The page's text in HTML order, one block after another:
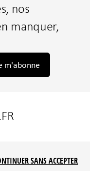
nos
manquer,
m'abonne
Castle lineSANS ACCEPTER